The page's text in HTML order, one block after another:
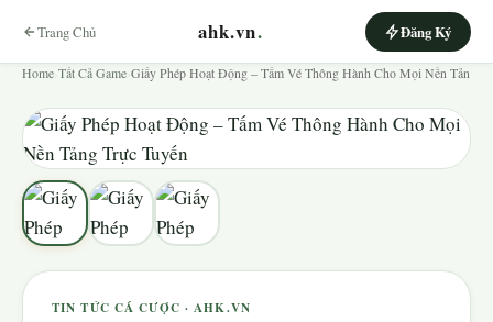
Trang Chủ ahk.vn. Đăng Ký
Home Tất Cả Game Giấy Phép Hoạt Động – Tấm Vé Thông Hành Cho Mọi Nền Tản
TIN TỨC CÁ CƯỢC · AHK.VN